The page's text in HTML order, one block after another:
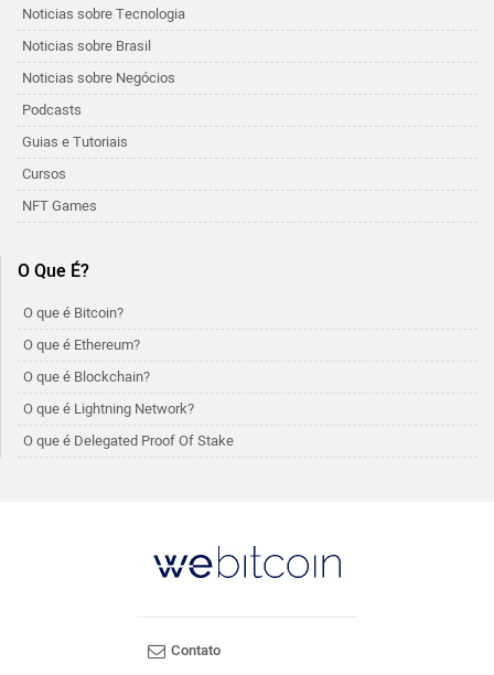
Noticias sobre Tecnologia
Noticias sobre Brasil
Noticias sobre Negócios
Podcasts
Guias e Tutoriais
Cursos
NFT Games
O Que É?
O que é Bitcoin?
O que é Ethereum?
O que é Blockchain?
O que é Lightning Network?
O que é Delegated Proof Of Stake
Contato